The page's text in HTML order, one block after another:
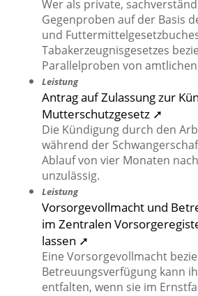
Wer als private,
Gegenproben auf der Basis
und
Tabakerzeugnisgesetzes
Parallelproben von
Leistung
Antrag auf Zulassung zur
Mutterschutzgesetz ➚
Die Kündigung durch den
während der
Ablauf von vier Monaten
unzulässig.
Leistung
Vorsorgevollmacht und
im Zentralen
lassen ➚
Eine Vorsorgevollmacht
Betreuungsverfügung kann
entfalten, wenn sie im